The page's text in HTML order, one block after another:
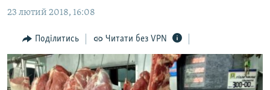
основної
Перейти
до
пошуку
БЛОГИ
ПОГЛЯД
ІНТЕРВ'Ю
ВСЕ ЗА ДЕНЬ
23 лютий 2018, 16:08
Поділитись Читати без VPN